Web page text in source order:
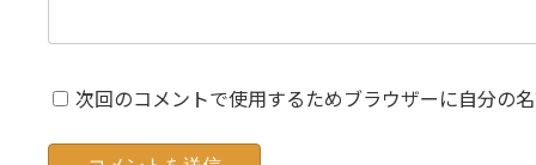
次回のコメントで使用するためブラウザーに自分の